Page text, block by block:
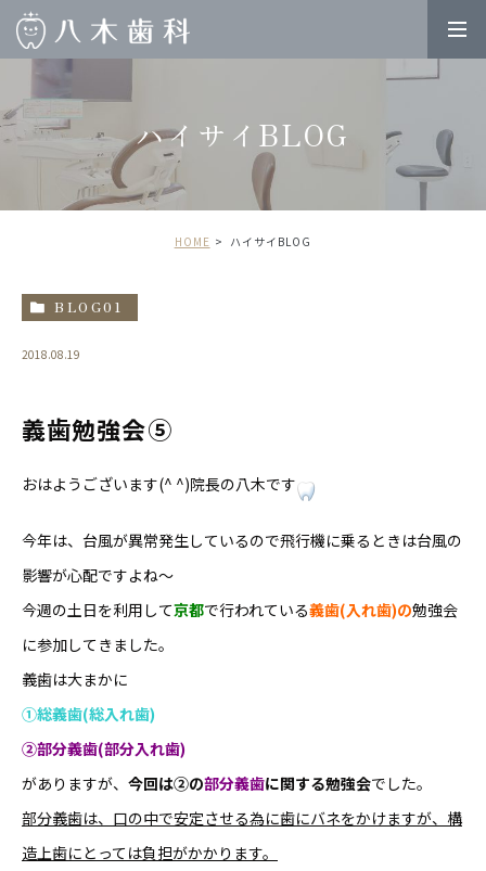
ハイサイBLOG
HOME ハイサイBLOG
BLOG01
2018.08.19
義歯勉強会⑤
おはようございます(^ ^)院長の八木です
今年は、台風が異常発生しているので飛行機に乗るときは台風の
影響が心配ですよね〜
今週の土日を利用して京都で行われている義歯(入れ歯)の勉強会
に参加してきました。
義歯は大まかに
①総義歯(総入れ歯)
②部分義歯(部分入れ歯)
がありますが、 今回は②の部分義歯に関する勉強会でした。
部分義歯は、口の中で安定させる為に歯にバネをかけますが、構
造上歯にとっては負担がかかります。